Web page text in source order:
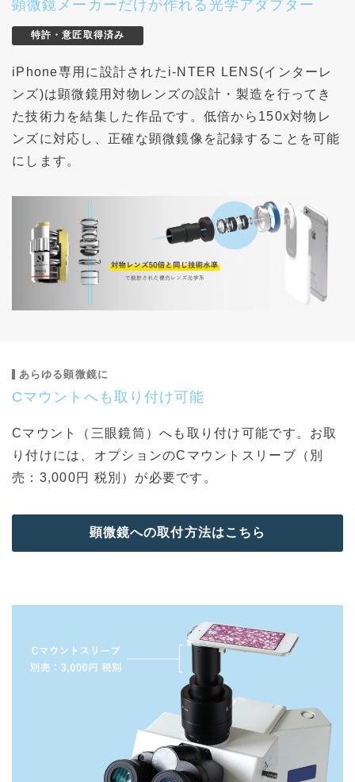
顕微鏡メーカーだけが作れる光学アダプター
特許・意匠取得済み
iPhone専用に設計されたi-NTER LENS(インターレ
ンズ)は顕微鏡用対物レンズの設計・製造を行ってき
た技術力を結集した作品です。低倍から150x対物レ
ンズに対応し、正確な顕微鏡像を記録することを可能
にします。
あらゆる顕微鏡に
Cマウントへも取り付け可能
Cマウント（三眼鏡筒）へも取り付け可能です。お取
り付けには、オプションのCマウントスリーブ（別
売：3,000円 税別）が必要です。
顕微鏡への取付方法はこちら